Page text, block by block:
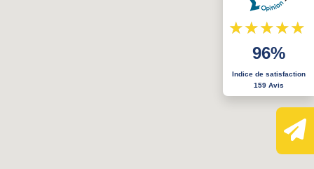
96%
Indice de satisfaction
159 Avis